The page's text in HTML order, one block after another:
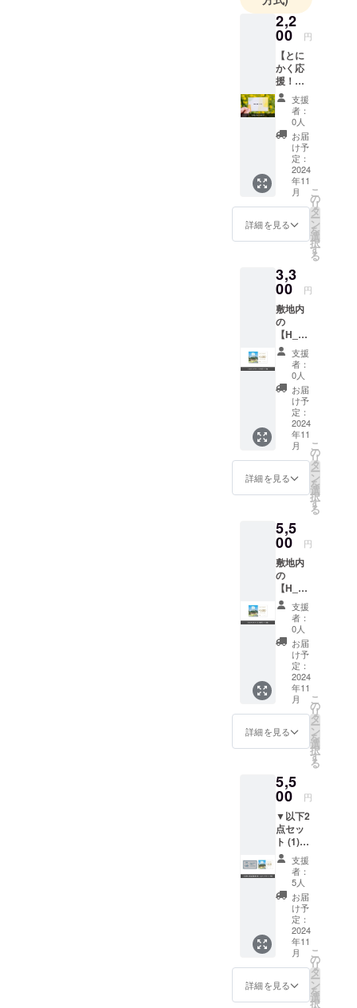
2,2
00 円
【とに
かく応
援！】
取り組
みを応
援して
くださ
る方の
ご支援
を募り
ます!!
感謝の
気持ち
を込め
てお礼
メッ
をメー
ルで送
らせて
いただ
きま
す！
支援
者：
0人
お届
け予
定：
2024
年11
月
詳細を見る
こ
の
リ
タ
ー
ン
を
選
択
す
る
3,3
00 円
敷地内
の
【H_N
NTO
COFFE
E】にて
ご利用
いただ
けるカ
フェチ
ケット
500円 ×
7枚。
カフェ
チケッ
ト有効
2025年
10月31
日 ▼カ
フェチ
ケット
ご利用
上のお
願い ️本
券は
H_NNT
COFFE
Eのメ
ニュー
が対象
となり
ます。
いただ
けませ
んので
ご注意
くださ
い。 ️ご
利用の
際は本
券を受
付にお
渡しく
ださ
い。
なお、
お釣り
は出ま
せんの
支援
者：
0人
お届
け予
定：
2024
年11
月
詳細を見る
こ
の
リ
タ
ー
ン
を
選
択
す
る
5,5
00 円
敷地内
の
【H_N
NTO
COFFE
E】にて
ご利用
いただ
けるカ
フェチ
ケット
500円 ×
12枚。
カフェ
チケッ
ト有効
2025年
10月31
日 ▼カ
フェチ
ケット
ご利用
上のお
願い ️本
券は
H_NNT
COFFE
Eのメ
ニュー
が対象
となり
ます。
支援
者：
0人
お届
け予
定：
2024
年11
月
詳細を見る
こ
の
リ
タ
ー
ン
を
選
択
す
る
5,5
00 円
▼以下2
点セッ
ト (1)日
帰り湯
治回数
券2枚
(2)敷地
内の
【H_N
NTO
COFFE
E】にて
ご利用
いただ
けるカ
支援
者：
5人
お届
け予
定：
2024
年11
月
詳細を見る
こ
の
リ
タ
ー
ン
を
選
択